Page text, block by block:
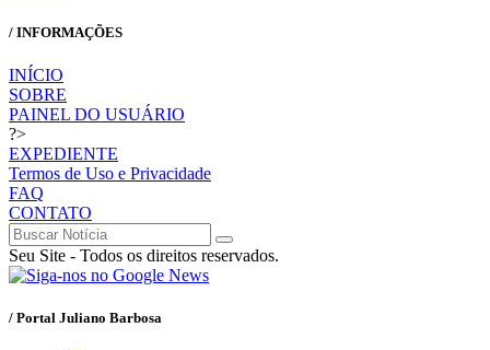
/ INFORMAÇÕES
INÍCIO
SOBRE
PAINEL DO USUÁRIO
?>
EXPEDIENTE
Termos de Uso e Privacidade
FAQ
CONTATO
Seu Site - Todos os direitos reservados.
/ Portal Juliano Barbosa